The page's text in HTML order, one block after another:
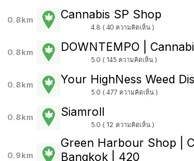
0.8km Cannabis SP Shop
4.8 ( 40 ความคิดเห็น )
0.8km DOWNTEMPO |
5.0 ( 145 ความคิดเห็น )
0.8km Your HighNess Weed
5.0 ( 477 ความคิดเห็น )
0.8km Siamroll
5.0 ( 12 ความคิดเห็น )
0.9km
Green Harbour Shop |
Bangkok | 420